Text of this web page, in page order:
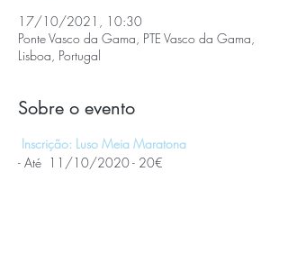
17/10/2021, 10:30
Ponte Vasco da Gama, PTE Vasco da Gama,
Lisboa, Portugal
Sobre o evento
Inscrição: Luso Meia Maratona
- Até  11/10/2020 - 20€